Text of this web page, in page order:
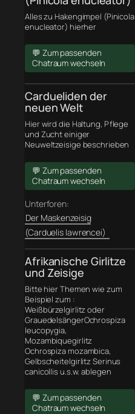
Alles zu Hakengimpel (Pinicola
enucleator) hierher
💬 Zum passenden
Chatraum wechseln
Cardueliden der
neuen Welt
Hier wird die Haltung, Pflege
und Zucht einiger
Neuweltzeisige beschrieben
💬 Zum passenden
Chatraum wechseln
Unterforen:
Der Maskenzeisig
(Carduelis lawrencei)
Afrikanische Girlitze
und Zeisige
Bitte hier Themen wie zum
Beispiel zum :
Weißbürzelgirlitz oder
GrauedelsängerOchrospiza
leucopygia,
Mozambiquegirlitz
Ochrospiza mozambica,
Gelbscheitelgirlitz Serinus
canicollis u.s.w. ablegen
💬 Zum passenden
Chatraum wechseln